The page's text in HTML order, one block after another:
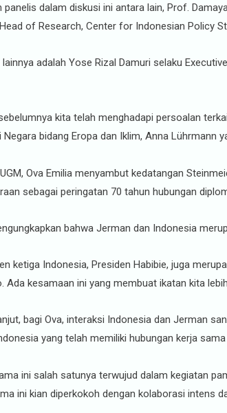
panelis dalam diskusi ini antara lain, Prof.
of Research, Center for Indonesian Policy
lainnya adalah Yose Rizal Damuri selaku
kita telah menghadapi persoalan
Negara bidang Eropa dan Iklim, Anna Lührmann
Ova Emilia menyambut kedatangan
sebagai peringatan 70 tahun hubungan
bahwa Jerman dan Indonesia
ketiga Indonesia, Presiden Habibie, juga
Ada kesamaan ini yang membuat ikatan kita
bagi Ova, interaksi Indonesia dan Jerman
yang telah memiliki hubungan kerja
ini salah satunya terwujud dalam kegiatan
ini kian diperkokoh dengan kolaborasi intens